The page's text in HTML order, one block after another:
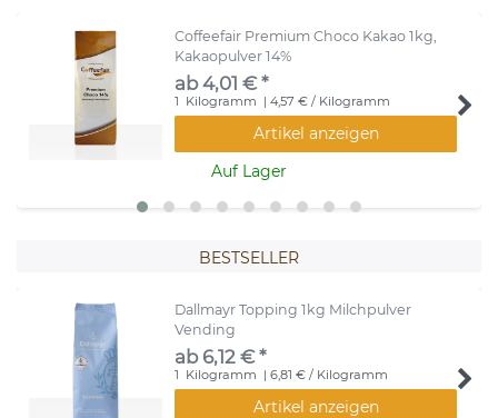
Coffeefair Premium Choco Kakao 1kg,
Kakaopulver 14%
ab 4,01 € *
1 Kilogramm | 4,57 € / Kilogramm
Artikel anzeigen
Auf Lager
BESTSELLER
Dallmayr Topping 1kg Milchpulver
Vending
ab 6,12 € *
1 Kilogramm | 6,81 € / Kilogramm
Artikel anzeigen